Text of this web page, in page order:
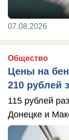
07.08.2026
Общество
Цены на
210 рублей
115 рублей
Донецке и